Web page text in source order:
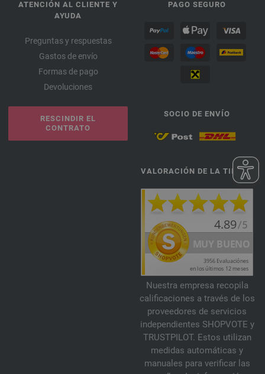
ATENCIÓN AL CLIENTE Y
AYUDA
Preguntas y respuestas
Gastos de envío
Formas de pago
Devoluciones
RESCINDIR EL
CONTRATO
PAGO SEGURO
SOCIO DE ENVÍO
VALORACIÓN DE LA TIENDA
Nuestra empresa recopila
calificaciones a través de los
proveedores de servicios
independientes SHOPVOTE y
TRUSTPILOT. Estos utilizan
medidas automáticas y
manuales para verificar las